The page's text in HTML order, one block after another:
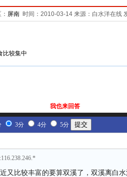
屏南 时间：2010-03-14 来源：白水洋在线
比较集中